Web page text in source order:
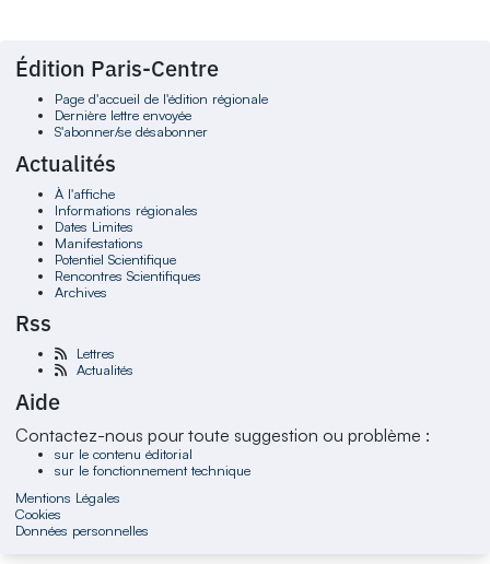
Édition Paris-Centre
Page d'accueil de l'édition régionale
Dernière lettre envoyée
S'abonner/se désabonner
Actualités
À l'affiche
Informations régionales
Dates Limites
Manifestations
Potentiel Scientifique
Rencontres Scientifiques
Archives
Rss
Lettres
Actualités
Aide
Contactez-nous pour toute suggestion ou problème :
sur le contenu éditorial
sur le fonctionnement technique
Mentions Légales
Cookies
Données personnelles